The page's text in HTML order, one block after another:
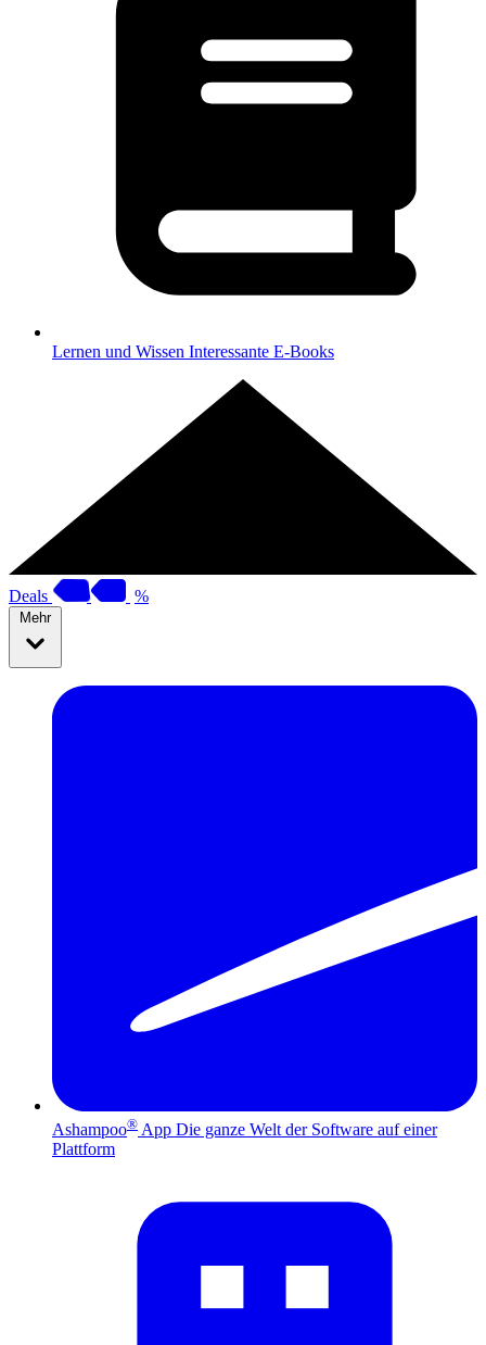
Lernen und Wissen Interessante E-Books
Deals %
Mehr
Ashampoo® App Die ganze Welt der Software auf einer
Plattform